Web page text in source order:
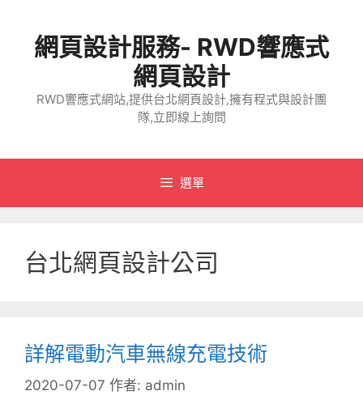
網頁設計服務- RWD響應式
網頁設計
RWD響應式網站,提供台北網頁設計,擁有程式與設計團
隊,立即線上詢問
選單
台北網頁設計公司
詳解電動汽車無線充電技術
2020-07-07 作者: admin